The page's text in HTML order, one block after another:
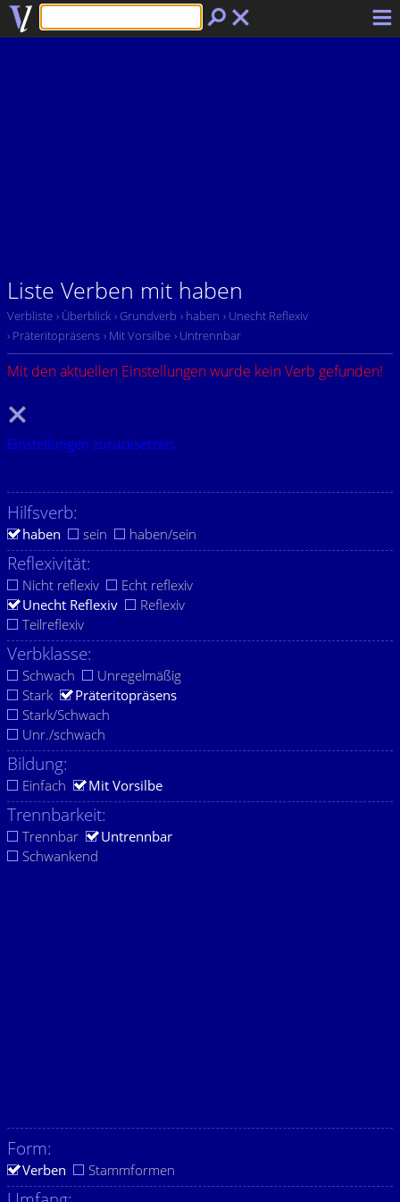
Liste Verben mit haben
Verbliste › Überblick › Grundverb › haben › Unecht Reflexiv
› Präteritopräsens › Mit Vorsilbe › Untrennbar
Mit den aktuellen Einstellungen wurde kein Verb gefunden!
Einstellungen zurücksetzen.
Hilfsverb:
haben sein haben/sein
Reflexivität:
Nicht reflexiv
Echt reflexiv
Unecht Reflexiv
Reflexiv
Teilreflexiv
Verbklasse:
Schwach
Unregelmäßig
Stark
Präteritopräsens
Stark/Schwach
Unr./schwach
Bildung:
Einfach Mit Vorsilbe
Trennbarkeit:
Trennbar
Untrennbar
Schwankend
Form:
Verben Stammformen